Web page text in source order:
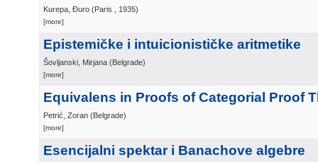
Kurepa, Đuro (Paris , 1935)
[more]
Epistemičke i intuicionističke aritmetike
Šovljanski, Mirjana (Belgrade)
[more]
Equivalens in Proofs of Categorial Proof
Petrić, Zoran (Belgrade)
[more]
Esencijalni spektar i Banachove algebre